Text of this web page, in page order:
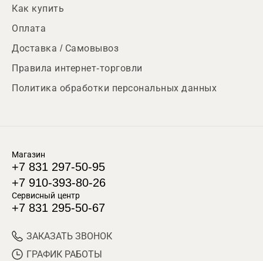
Как купить
Оплата
Доставка / Самовывоз
Правила интернет-торговли
Политика обработки персональных данных
Магазин
+7 831 297-50-95
+7 910-393-80-26
Сервисный центр
+7 831 295-50-67
ЗАКАЗАТЬ ЗВОНОК
ГРАФИК РАБОТЫ